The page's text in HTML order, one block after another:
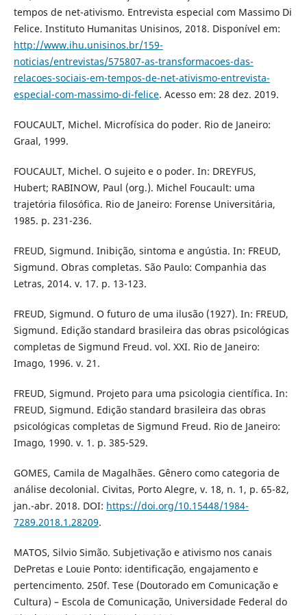
tempos de net-ativismo. Entrevista especial com Massimo Di
Felice. Instituto Humanitas Unisinos, 2018. Disponível em:
http://www.ihu.unisinos.br/159-
noticias/entrevistas/575807-as-transformacoes-das-
relacoes-sociais-em-tempos-de-net-ativismo-entrevista-
especial-com-massimo-di-felice. Acesso em: 28 dez. 2019.
FOUCAULT, Michel. Microfísica do poder. Rio de Janeiro:
Graal, 1999.
FOUCAULT, Michel. O sujeito e o poder. In: DREYFUS,
Hubert; RABINOW, Paul (org.). Michel Foucault: uma
trajetória filosófica. Rio de Janeiro: Forense Universitária,
1985. p. 231-236.
FREUD, Sigmund. Inibição, sintoma e angústia. In: FREUD,
Sigmund. Obras completas. São Paulo: Companhia das
Letras, 2014. v. 17. p. 13-123.
FREUD, Sigmund. O futuro de uma ilusão (1927). In: FREUD,
Sigmund. Edição standard brasileira das obras psicológicas
completas de Sigmund Freud. vol. XXI. Rio de Janeiro:
Imago, 1996. v. 21.
FREUD, Sigmund. Projeto para uma psicologia científica. In:
FREUD, Sigmund. Edição standard brasileira das obras
psicológicas completas de Sigmund Freud. Rio de Janeiro:
Imago, 1990. v. 1. p. 385-529.
GOMES, Camila de Magalhães. Gênero como categoria de
análise decolonial. Civitas, Porto Alegre, v. 18, n. 1, p. 65-82,
jan.-abr. 2018. DOI: https://doi.org/10.15448/1984-
7289.2018.1.28209.
MATOS, Silvio Simão. Subjetivação e ativismo nos canais
DePretas e Louie Ponto: identificação, engajamento e
pertencimento. 250f. Tese (Doutorado em Comunicação e
Cultura) – Escola de Comunicação, Universidade Federal do